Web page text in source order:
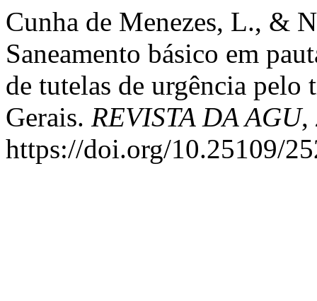
Cunha de Menezes, L., &
Saneamento básico em
de tutelas de urgência
Gerais. REVISTA DA AGU,
https://doi.org/10.25109/